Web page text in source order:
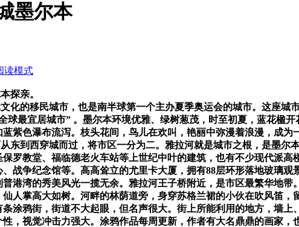
墨尔本
读模式
探亲。
化的移民城市，也是南半球第一个主办夏季奥运会的城市。这座城
球最宜居城市” 。墨尔本环境优雅、绿树葱茂，时至初夏，蓝花楹
紫色瀑布流泻。枝头花间，鸟儿在欢叫，艳丽中弥漫着浪漫，成为
东到西穿城而过，将市区一分为二。雅拉河就是城市之根，是墨尔
罗教堂、福临德老火车站等上世纪中叶的建筑，也有不少现代派
战争纪念馆等。高高耸立的尤里卡大厦，拥有88层环形落地玻璃观
港湾的秀美风光一揽无余。雅拉河王子桥附近，是市区最繁华地
人掌高大如树。河畔的林荫道旁，身穿苏格兰裙的小伙在吹风笛
涂鸦街，街道不大起眼，但名声很大。街上所能利用的地方，墙上
，视觉冲击力强大。涂鸦作品每周更新，作者有大名鼎鼎的画家